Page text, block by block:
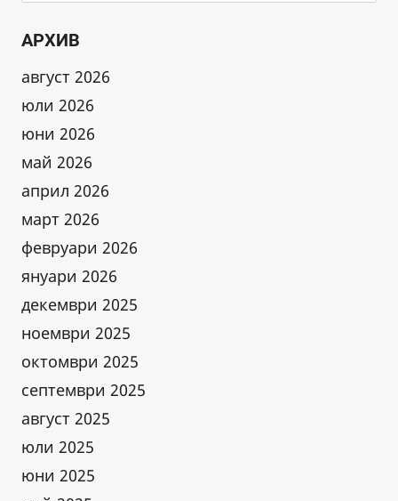
ЛЕВА
АРХИВ
август 2026
юли 2026
юни 2026
май 2026
април 2026
март 2026
февруари 2026
януари 2026
декември 2025
ноември 2025
октомври 2025
септември 2025
август 2025
юли 2025
юни 2025